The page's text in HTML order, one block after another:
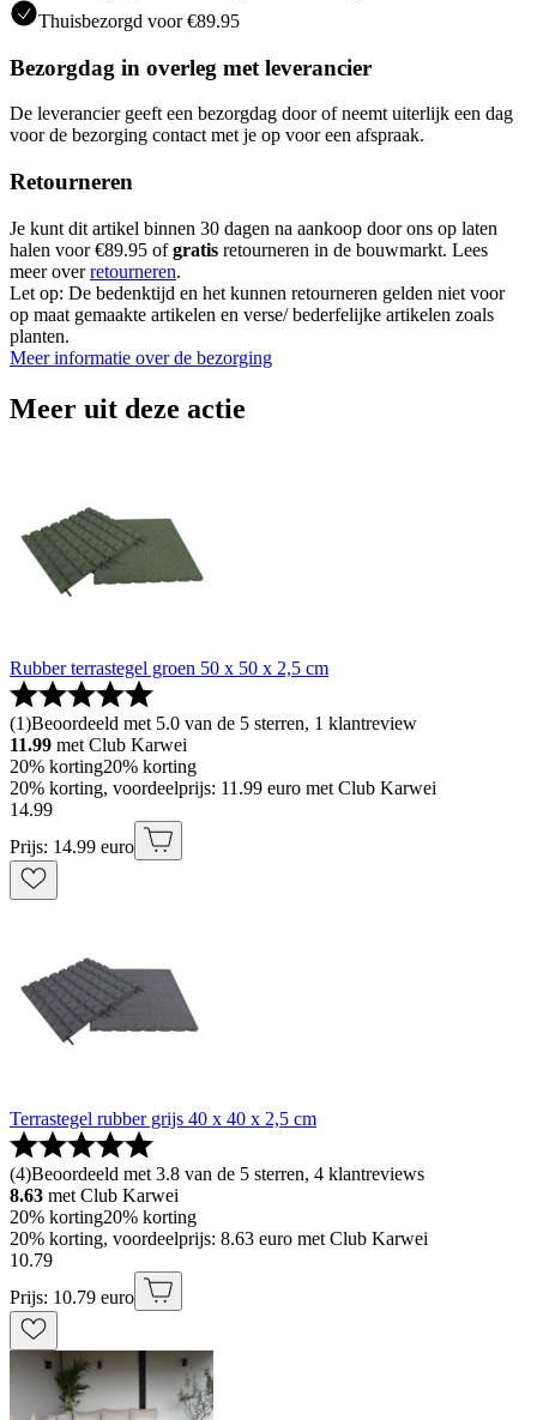
Thuisbezorgd voor €89.95
Bezorgdag in overleg met leverancier
De leverancier geeft een bezorgdag door of neemt uiterlijk een dag
voor de bezorging contact met je op voor een afspraak.
Retourneren
Je kunt dit artikel binnen 30 dagen na aankoop door ons op laten
halen voor €89.95 ofgratis retourneren in de bouwmarkt. Lees
meer overretourneren.
Let op: De bedenktijd en het kunnen retourneren gelden niet voor
op maat gemaakte artikelen en verse/ bederfelijke artikelen zoals
planten.
Meer informatie over de bezorging
Meer uit deze actie
Rubber terrastegel groen 50 x 50 x 2,5 cm
(1)Beoordeeld met 5.0 van de 5 sterren, 1 klantreview
11.99 met Club Karwei
20% korting20% korting
20% korting, voordeelprijs: 11.99 euro met Club Karwei
14.99
Prijs: 14.99 euro
Terrastegel rubber grijs 40 x 40 x 2,5 cm
(4)Beoordeeld met 3.8 van de 5 sterren, 4 klantreviews
8.63 met Club Karwei
20% korting20% korting
20% korting, voordeelprijs: 8.63 euro met Club Karwei
10.79
Prijs: 10.79 euro